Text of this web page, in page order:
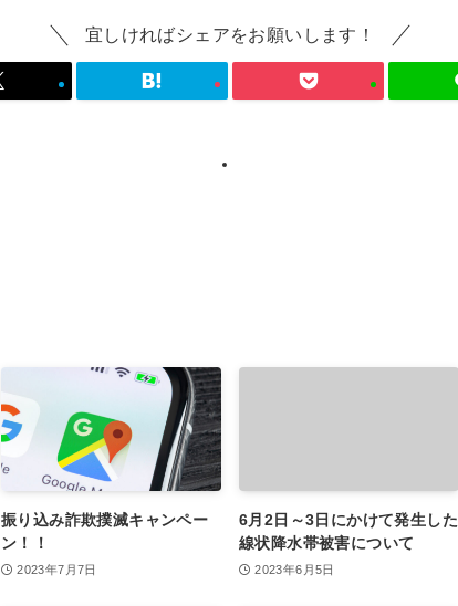
宜しければシェアをお願いします！
振り込み詐欺撲滅キャンペー
ン！！
2023年7月7日
6月2日～3日にかけて発生した
線状降水帯被害について
2023年6月5日